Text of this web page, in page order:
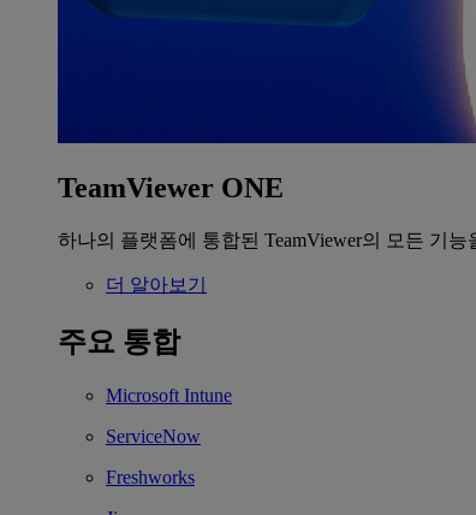
TeamViewer ONE
하나의 플랫폼에 통합된 TeamViewer의 모든 기능
더 알아보기
주요 통합
Microsoft Intune
ServiceNow
Freshworks